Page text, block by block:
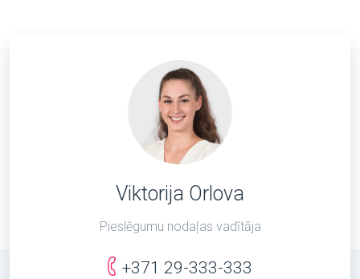
Viktorija Orlova
Pieslēgumu nodaļas vadītāja
+371 29-333-333